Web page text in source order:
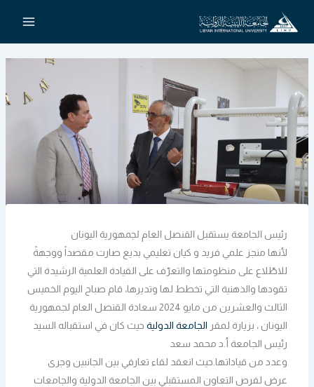
المحتوى
رئيس الجامعة يستقبل القنصل العام لجمهورية اليونان
لأنها منجز علمي فريد و كيان تعليمي بديع صارت مقصداً ووجهةً
للاطّلاع على منظومتها والتعرّف على القيادة العلمية الرشيدة التي
تقودها والذهنية التي تخطط لها وتديرها، قام صباح اليوم الخميس
الثالث والعشرين من مايو 2024 سعادة القنصل العام لجمهورية
اليونان ، بزيارة لمقر الجامعة الدوليةحيث كان في استقباله السيد
رئيس الجامعة أ.د محمد سعد
وعدد من قياداتها.حيث انعقد لقاء تعارفي بين الجانبين وجرى
عرض لفرص التعاون المستقبلي بين الجامعة الدولية والجامعات